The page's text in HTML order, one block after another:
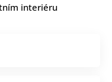
interiéru